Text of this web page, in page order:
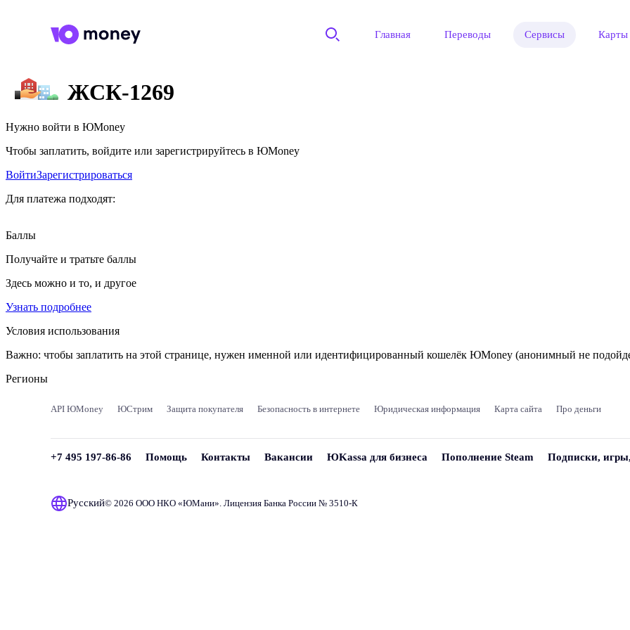
Главная Переводы Сервисы Карты
ЖСК-1269
Нужно войти в ЮMoney
Чтобы заплатить, войдите или зарегистрируйтесь в ЮMoney
ВойтиЗарегистрироваться
Для платежа подходят:
Баллы
Получайте и тратьте баллы
Здесь можно и то, и другое
Узнать подробнее
Условия использования
Важно: чтобы заплатить на этой странице, нужен именной или идентифицированный кошелёк ЮMoney (анонимный не
Регионы
API ЮMoney ЮСтрим Защита покупателя Безопасность в интернете Юридическая информация Карта сайта Про деньги
+7 495 197-86-86 Помощь Контакты Вакансии ЮKassa для бизнеса Пополнение Steam Подписки,
Русский© 2026 ООО НКО «ЮМани». Лицензия Банка России № 3510‑К